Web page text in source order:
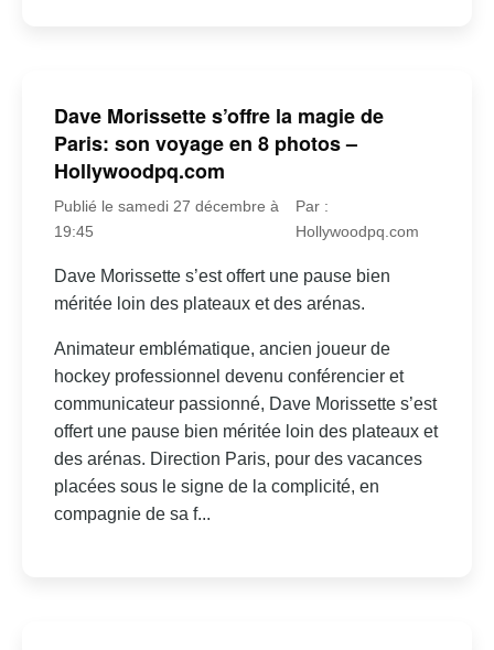
Dave Morissette s’offre la magie de
Paris: son voyage en 8 photos –
Hollywoodpq.com
Publié le samedi 27 décembre à
19:45
Par :
Hollywoodpq.com
Dave Morissette s’est offert une pause bien
méritée loin des plateaux et des arénas.
Animateur emblématique, ancien joueur de
hockey professionnel devenu conférencier et
communicateur passionné, Dave Morissette s’est
offert une pause bien méritée loin des plateaux et
des arénas. Direction Paris, pour des vacances
placées sous le signe de la complicité, en
compagnie de sa f...